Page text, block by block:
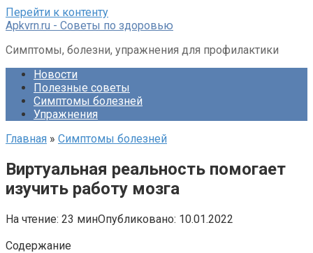
Перейти к контенту
Apkvrn.ru - Советы по здоровью
Симптомы, болезни, упражнения для профилактики
Новости
Полезные советы
Симптомы болезней
Упражнения
Главная » Симптомы болезней
Виртуальная реальность помогает
изучить работу мозга
На чтение: 23 минОпубликовано: 10.01.2022
Содержание